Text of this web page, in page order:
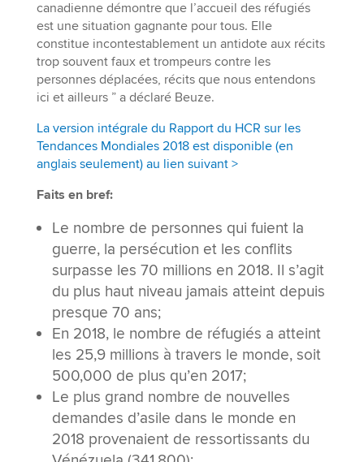
canadienne démontre que l’accueil des réfugiés
est une situation gagnante pour tous. Elle
constitue incontestablement un antidote aux récits
trop souvent faux et trompeurs contre les
personnes déplacées, récits que nous entendons
ici et ailleurs ” a déclaré Beuze.
La version intégrale du Rapport du HCR sur les
Tendances Mondiales 2018 est disponible (en
anglais seulement) au lien suivant >
Faits en bref:
Le nombre de personnes qui fuient la
guerre, la persécution et les conflits
surpasse les 70 millions en 2018. Il s’agit
du plus haut niveau jamais atteint depuis
presque 70 ans;
En 2018, le nombre de réfugiés a atteint
les 25,9 millions à travers le monde, soit
500,000 de plus qu’en 2017;
Le plus grand nombre de nouvelles
demandes d’asile dans le monde en
2018 provenaient de ressortissants du